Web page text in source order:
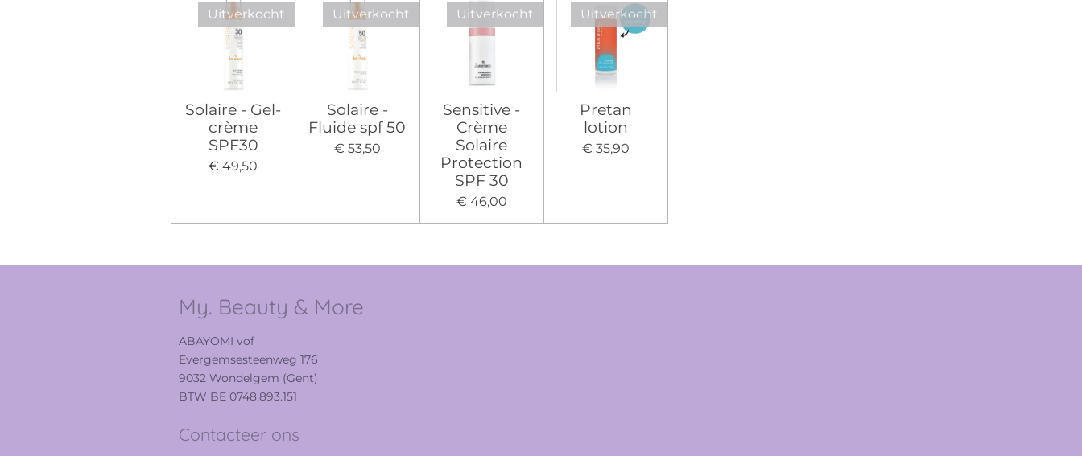
Uitverkocht
Solaire - Gel-
crème
SPF30
€ 49,50
Uitverkocht
Solaire -
Fluide spf 50
€ 53,50
Uitverkocht
Sensitive -
Crème
Solaire
Protection
SPF 30
€ 46,00
Uitverkocht
Pretan
lotion
€ 35,90
My. Beauty & More
ABAYOMI vof
Evergemsesteenweg 176
9032 Wondelgem (Gent)
BTW BE 0748.893.151
Contacteer ons